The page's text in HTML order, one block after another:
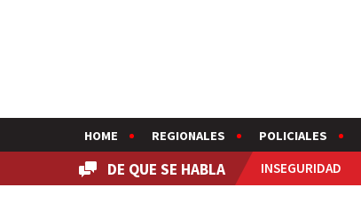
HOME REGIONALES POLICIALES
DE QUE SE HABLA INSEGURIDAD